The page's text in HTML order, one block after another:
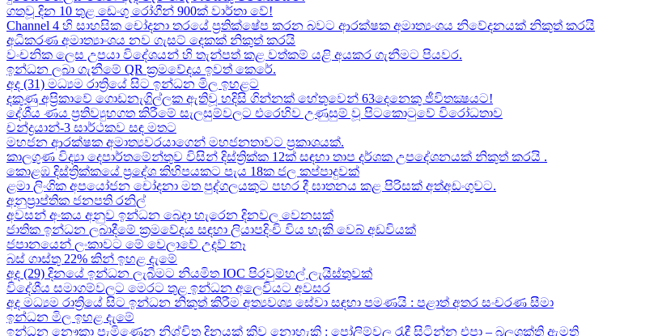
ගතවූ දින 10 තුළ ඩෙංගු රෝගීන් 900ක් වාර්තා වේ!
Channel 4 හි සාහසික චෝදනා තරයේ ප්‍රතික්ෂේප කරන බවට ආරක්ෂක අමාත්‍යංශය නිවේදනයක් නිකුත් කරයි
අධිකරණ අමාත්‍යාංශය නව ගැසට් දෙකක් නිකුත් කරයි
වංචනික ලෙස උපයා විදේශයන් හි තැන්පත් කළ​ වත්කම් යළි අයකර ගැනීමට පියවර​.
ඉන්ධන ලබා ගැනීමේ QR ක්‍රමවේදය ඉවත් කෙරේ.
අද (31) මධ්‍යම රාත්‍රියේ සිට ඉන්ධන මිල ඉහළට
දකුණු අප්‍රිකාවේ ගොඩනැගිල්ලක ඇතිවූ හදිසි ගින්නක් හේතුවෙන් 63දෙනෙකු ජීවිතක්‍ෂයට​!
දේශීය​ ණය ප්‍රතිව්‍යුහගත කිරීමේ සැලසුම්වලට එරෙහිව උණුසුම් වූ පිටකොටුවේ විරෝධතාව
චන්ද්‍රයාන්-3 සාර්ථකව සඳ මතට​
මහජන ආරක්ෂක අමාත්‍යවරයාගෙන් මහජනතාවට ප්‍රකාශයක්.
කාලගුණ විද්‍යා දෙපාර්තමේන්තුව විසින් දිස්ත්‍රික්ක 12ක් සඳහා තාප දර්ශක උපදේශනයක් නිකුත් කරයි .
කොළඹ දිස්ත්‍රික්කයේ ප්‍රදේශ කිහිපයකට පැය 18ක ජල කප්පාදුවක්
ළමා ලිංගික අපයෝජන චෝදනා මත පුද්ගලයකුට පහර දී ඝාතනය කළ පිරිසක් අත්අඩංගුවට.
අනුප්‍රාප්තික ජනපති රනිල්
අවසන් අංකය අනුව ඉන්ධන බෙදා හැරෙන දිනවල වෙනසක්
ජාතික ඉන්ධන ලබාදීමේ ක්‍රමවේදය සඳහා ලියාපදිංචි විය හැකි වෙබ් අඩවියක්
ජපානයෙන් ලංකාවට මේ වෙලාවේ උදව් නෑ
බස් ගාස්තු 22% කින් ඉහළ දැමේ
අද (29) දිනයේ ඉන්ධන ලැබීමට නියමිත IOC පිරවුම්හල් ලැයිස්තුවක්
විදේශීය සමාගම්වලට මෙරට තුළ ඉන්ධන අලෙවියට අවසර
අද මධ්‍යම රාත්‍රියේ සිට ඉන්ධන නිකුත් කිරීම අත්‍යවශ්‍ය සේවා සඳහා පමණයි : පළාත් අතර සංචරණ සීමා
ඉන්ධන මිල ඉහළ දැමේ
ඉන්ධන නෞකා පැමිණෙන නිශ්චිත දිනයක් කිව නොහැකි : පෝලිම්වල රැඳී සිටින්න එපා – බලශක්ති ඇමති